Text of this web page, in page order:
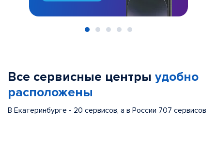
Все сервисные центры удобно
расположены
В Екатеринбурге - 20 сервисов, а в России 707 сервисов